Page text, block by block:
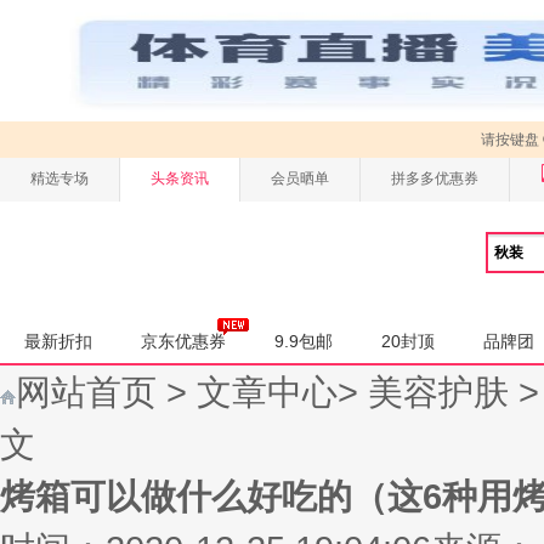
请按键盘
精选专场 头条资讯 会员晒单 拼多多优惠券
最新折扣 京东优惠券 9.9包邮 20封顶 品牌团
网站首页 > 文章中心> 美容护肤
文
烤箱可以做什么好吃的（这6种用